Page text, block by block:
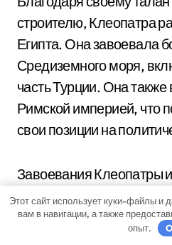
строителю, Клеопатра
Египта. Она завоевала
Средиземного моря,
часть Турции. Она
Римской империей, что
свои позиции на
Завоевания Клеопатры
сделали ее одной из
мощных цариц своего
расширила владения
Этот сайт использует куки-файлы и
вам в навигации, а также
опыт.